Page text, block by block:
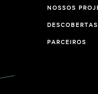
NOSSOS
DESCOBERTAS
PARCEIROS